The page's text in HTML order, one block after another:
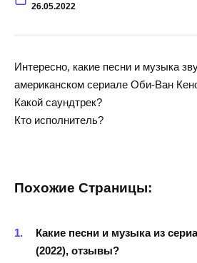
26.05.2022
Интересно, какие песни и музыка
американском сериале Оби-Ван
Какой саундтрек?
Кто исполнитель?
Похожие Страницы:
Какие песни и музыка из
(2022), отзывы?